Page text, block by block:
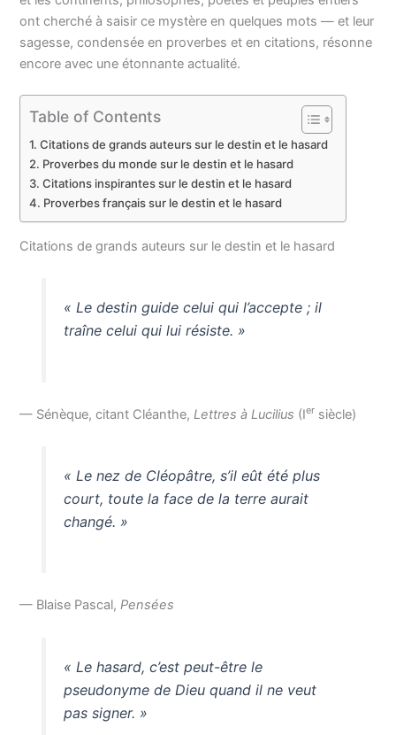
ont cherché à saisir ce mystère en quelques mots — et leur
sagesse, condensée en proverbes et en citations, résonne
encore avec une étonnante actualité.
Table of Contents
Citations de grands auteurs sur le destin et le hasard
Proverbes du monde sur le destin et le hasard
Citations inspirantes sur le destin et le hasard
Proverbes français sur le destin et le hasard
Citations de grands auteurs sur le destin et le hasard
« Le destin guide celui qui l’accepte ; il
traîne celui qui lui résiste. »
— Sénèque, citant Cléanthe,Lettres à Lucilius (Ier siècle)
« Le nez de Cléopâtre, s’il eût été plus
court, toute la face de la terre aurait
changé. »
— Blaise Pascal,Pensées
« Le hasard, c’est peut-être le
pseudonyme de Dieu quand il ne veut
pas signer. »